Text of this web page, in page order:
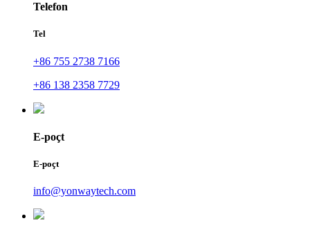
Telefon
Tel
+86 755 2738 7166
+86 138 2358 7729
E-poçt
E-poçt
info@yonwaytech.com